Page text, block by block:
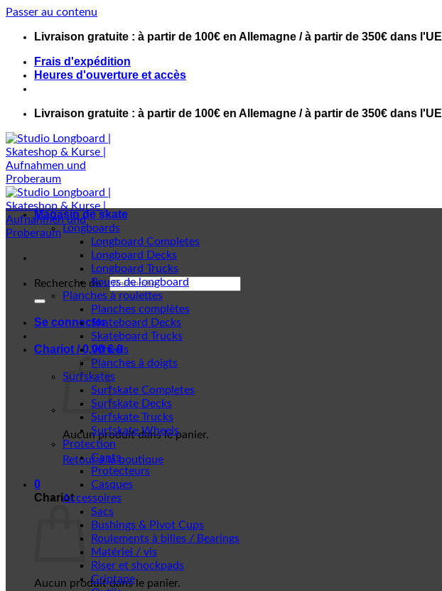
Passer au contenu
Livraison gratuite : à partir de 100€ en Allemagne / à partir de 350€ dans l'UE
Frais d'expédition
Heures d'ouverture et accès
Livraison gratuite : à partir de 100€ en Allemagne / à partir de 350€ dans l'UE
Recherche de :
Se connecter
Chariot /0,00€ 0
Aucun produit dans le panier.
Retour à la boutique
0
Chariot
Aucun produit dans le panier.
Magasin de skate
Longboards
Longboard Completes
Longboard Decks
Longboard Trucks
Roues de longboard
Planches à roulettes
Planches complètes
Skateboard Decks
Skateboard Trucks
Wheels
Planches à doigts
Surfskates
Surfskate Completes
Surfskate Decks
Surfskate Trucks
Surfskate Wheels
Protection
Gants
Protecteurs
Casques
Accessoires
Sacs
Bushings & Pivot Cups
Roulements à billes / Bearings
Matériel / vis
Riser et shockpads
Griptape